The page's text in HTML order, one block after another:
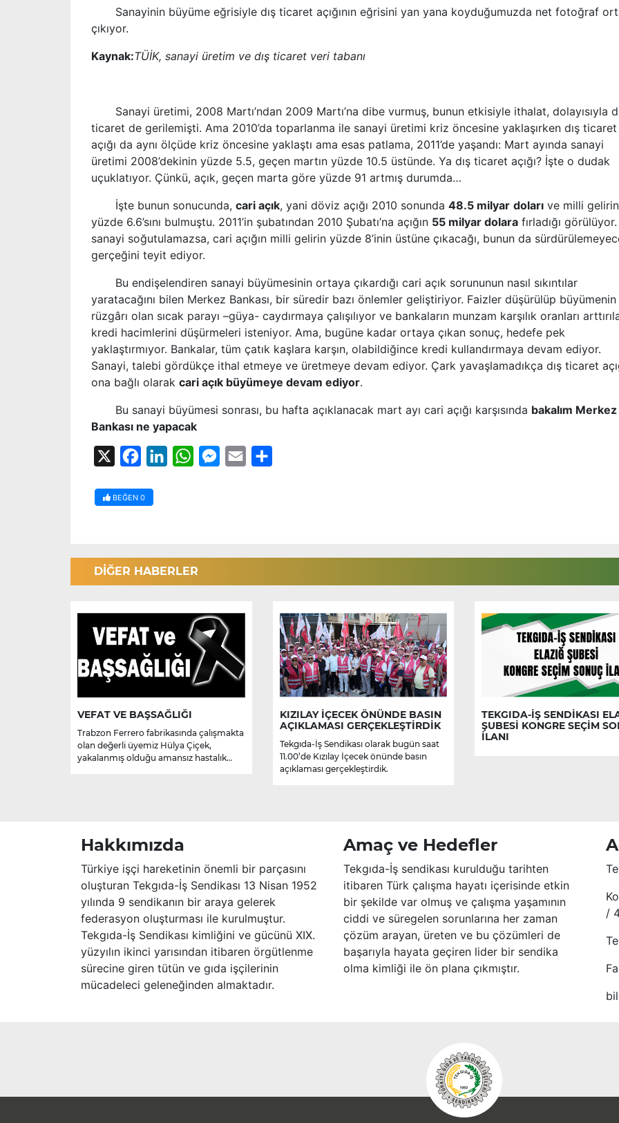
Sanayinin büyüme eğrisiyle dış ticaret açığının eğrisini yan yana koyduğumuzda net fotoğraf
çıkıyor.
Kaynak:TÜİK, sanayi üretim ve dış ticaret veri tabanı
Sanayi üretimi, 2008 Martı’ndan 2009 Martı’na dibe vurmuş, bunun etkisiyle ithalat, dolayısıyla
ticaret de gerilemişti. Ama 2010’da toparlanma ile sanayi üretimi kriz öncesine yaklaşırken dış ticaret
açığı da aynı ölçüde kriz öncesine yaklaştı ama esas patlama, 2011’de yaşandı: Mart ayında sanayi
üretimi 2008’dekinin yüzde 5.5, geçen martın yüzde 10.5 üstünde. Ya dış ticaret açığı? İşte o dudak
uçuklatıyor. Çünkü, açık, geçen marta göre yüzde 91 artmış durumda…
İşte bunun sonucunda, cari açık, yani döviz açığı 2010 sonunda 48.5 milyar doları ve milli gelirin
yüzde 6.6’sını bulmuştu. 2011’in şubatından 2010 Şubatı’na açığın 55 milyar dolara fırladığı
sanayi soğutulamazsa, cari açığın milli gelirin yüzde 8’inin üstüne çıkacağı, bunun da
gerçeğini teyit ediyor.
Bu endişelendiren sanayi büyümesinin ortaya çıkardığı cari açık sorununun nasıl sıkıntılar
yaratacağını bilen Merkez Bankası, bir süredir bazı önlemler geliştiriyor. Faizler düşürülüp büyümenin
rüzgârı olan sıcak parayı –güya- caydırmaya çalışılıyor ve bankaların munzam karşılık oranları
kredi hacimlerini düşürmeleri isteniyor. Ama, bugüne kadar ortaya çıkan sonuç, hedefe pek
yaklaştırmıyor. Bankalar, tüm çatık kaşlara karşın, olabildiğince kredi kullandırmaya devam ediyor.
Sanayi, talebi gördükçe ithal etmeye ve üretmeye devam ediyor. Çark yavaşlamadıkça dış ticaret
ona bağlı olarak cari açık büyümeye devam ediyor.
Bu sanayi büyümesi sonrası, bu hafta açıklanacak mart ayı cari açığı karşısında bakalım Merkez
Bankası ne yapacak
FacebookLinkedInWhatsAppMessenger
Email
BEĞEN 0
DİĞER HABERLER
VEFAT VE BAŞSAĞLIĞI
Trabzon Ferrero fabrikasında çalışmakta
olan değerli üyemiz Hülya Çiçek,
yakalanmış olduğu amansız hastalık
KIZILAY İÇECEK ÖNÜNDE BASIN
AÇIKLAMASI GERÇEKLEŞTİRDİK
Tekgıda-İş Sendikası olarak bugün saat
11.00’de Kızılay İçecek önünde basın
açıklaması gerçekleştirdik.
TEKGIDA-İŞ SENDİKASI
ŞUBESİ KONGRE SEÇİM
İLANI
Hakkımızda
Türkiye işçi hareketinin önemli bir parçasını
oluşturan Tekgıda-İş Sendikası 13 Nisan 1952
yılında 9 sendikanın bir araya gelerek
federasyon oluşturması ile kurulmuştur.
Tekgıda-İş Sendikası kimliğini ve gücünü XIX.
yüzyılın ikinci yarısından itibaren örgütlenme
sürecine giren tütün ve gıda işçilerinin
mücadeleci geleneğinden almaktadır.
Amaç ve Hedefler
Tekgıda-İş sendikası kurulduğu tarihten
itibaren Türk çalışma hayatı içerisinde etkin
bir şekilde var olmuş ve çalışma yaşamının
ciddi ve süregelen sorunlarına her zaman
çözüm arayan, üreten ve bu çözümleri de
başarıyla hayata geçiren lider bir sendika
olma kimliği ile ön plana çıkmıştır.
/